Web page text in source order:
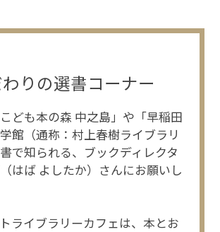
わりの選書コーナー
ども本の森 中之島」や「早稲田
館（通称：村上春樹ライブラリ
で知られる、ブックディレクタ
はば よしたか）さんにお願いし
ライブラリーカフェは、本とお